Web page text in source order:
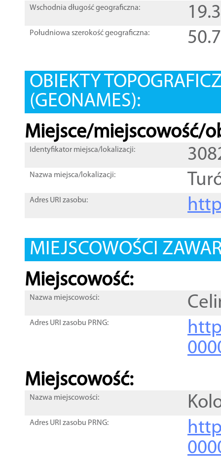
Wschodnia długość geograficzna:
Południowa szerokość geograficzna:
OBIEKTY
(GEONAMES):
Miejsce/miejscowość/
Identyfikator miejsca/lokalizacji:
Nazwa miejsca/lokalizacji:
Adres URI zasobu:
MIEJSCOWOŚCI
Miejscowość:
Nazwa miejscowości:
Adres URI zasobu PRNG:
Miejscowość:
Nazwa miejscowości:
Adres URI zasobu PRNG: